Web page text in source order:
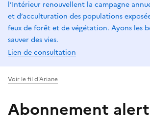
l’Intérieur renouvellent la campagne
et d’acculturation des populations
feux de forêt et de végétation. Ayons les
sauver des vies.
Lien de consultation
Voir le fil d'Ariane
Abonnement